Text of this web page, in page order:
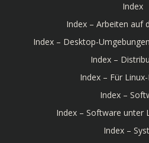
Index
Index – Arbeiten auf
Index – Desktop-
Index –
Index – Für
Index –
Index – Software unter
Index –